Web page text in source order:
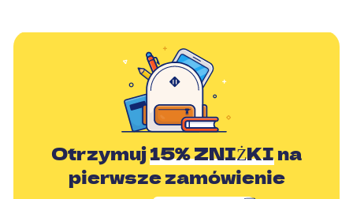
Otrzymuj15% ZNIŻKIna
pierwsze zamówienie